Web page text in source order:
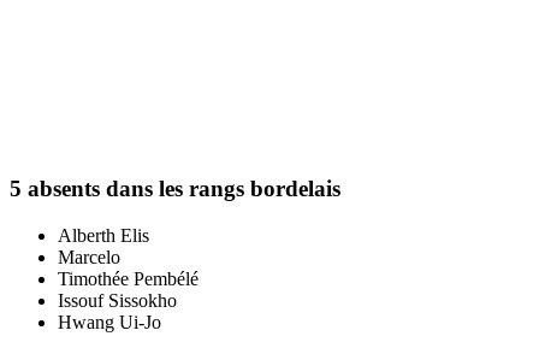
5 absents dans les rangs bordelais
Alberth Elis
Marcelo
Timothée Pembélé
Issouf Sissokho
Hwang Ui-Jo